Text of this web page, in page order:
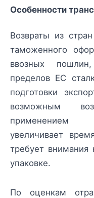
Особенности
Возвраты из
таможенного
ввозных
пределов ЕС
подготовки
возможным
применением
увеличивает
требует
упаковке.
По оценкам